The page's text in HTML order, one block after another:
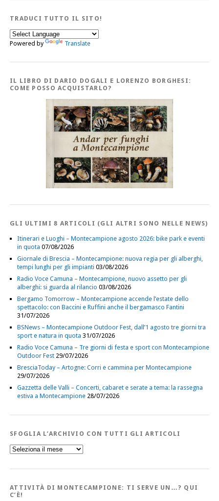
TRADUCI TUTTO IL SITO!
Powered by Translate
IL LIBRO DI DARIO DOGALI E LORENZO BORGHESI:
COME POSSO ACQUISTARLO?
GLI ULTIMI 8 ARTICOLI (GLI ALTRI SONO NELLE NEWS)
Itinerari e Luoghi – Montecampione agosto 2026: bike park e eventi
in quota 07/08/2026
Giornale di Brescia – Montecampione: nuova regia per gli alberghi,
tempi lunghi per gli impianti 03/08/2026
Radio Voce Camuna – Montecampione, nuovo assetto per gli
alberghi: si guarda al rilancio 03/08/2026
Bergamo Tomorrow – Montecampione accende l’estate dello
spettacolo: con Baccini e Ruffini anche il bergamasco Fantini
31/07/2026
BSNews – Montecampione Outdoor Fest, dall’1 agosto tre giorni tra
sport e natura in quota 31/07/2026
Radio Voce Camuna – Tre giorni di festa e sport con Montecampione
Outdoor Fest 29/07/2026
BresciaToday – Artogne: Corri e cammina per Montecampione
29/07/2026
Gazzetta delle Valli – Concerti, cabaret e serate a tema: la rassegna
estiva a Montecampione 28/07/2026
SFOGLIA L’ARCHIVIO CON TUTTI GLI ARTICOLI
Sfoglia
l’Archivio
tutti
Articoli
ATTIVITÀ DI MONTECAMPIONE: TI SERVE UN…? QUI
C’È!